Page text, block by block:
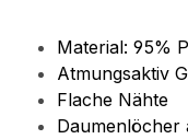
Material: 95%
Atmungsaktiv
Flache Nähte
Daumenlöcher